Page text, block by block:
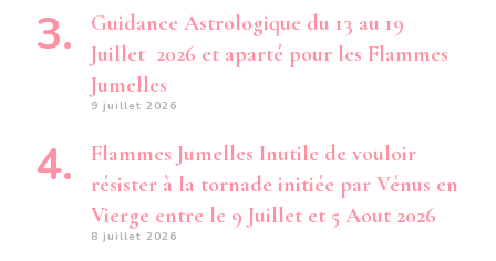
Guidance Astrologique du 13 au 19
Juillet 2026 et aparté pour les Flammes
Jumelles
9 juillet 2026
Flammes Jumelles Inutile de vouloir
résister à la tornade initiée par Vénus en
Vierge entre le 9 Juillet et 5 Aout 2026
8 juillet 2026